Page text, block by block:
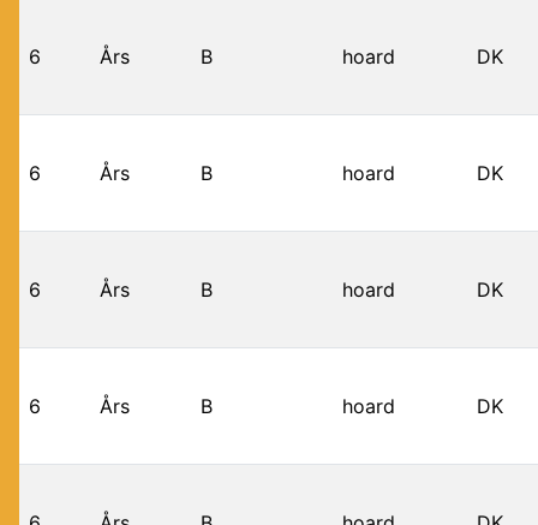
6 Års B hoard DK
6 Års B hoard DK
6 Års B hoard DK
6 Års B hoard DK